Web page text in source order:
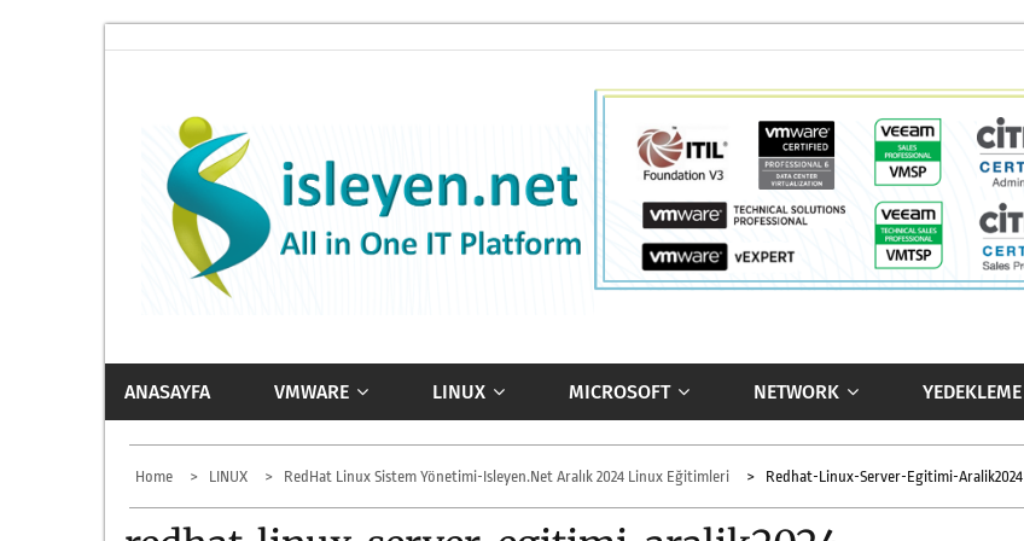
ISLEYEN.NET
All-in-One IT Platform
ANASAYFA VMWARE LINUX MICROSOFT NETWORK YEDEKLEME
Home LINUX RedHat Linux Sistem Yönetimi-Isleyen.net Aralık 2024 Linux Eğitimleri Redhat-Linux-Server-Egitimi-Aralik2024